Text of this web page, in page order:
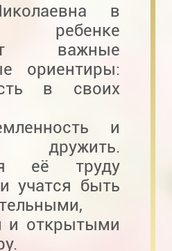
в
ребенке
важные
ориентиры:
в своих
и
дружить.
её труду
учатся быть
и открытыми